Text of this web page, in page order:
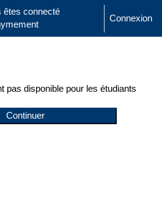
saisie de recherche
êtes connecté
Connexion
pas disponible pour les étudiants
Continuer